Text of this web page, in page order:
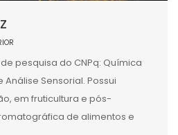
pesquisa do CNPq: Química
Sensorial. Possui
em fruticultura e pós-
de alimentos e